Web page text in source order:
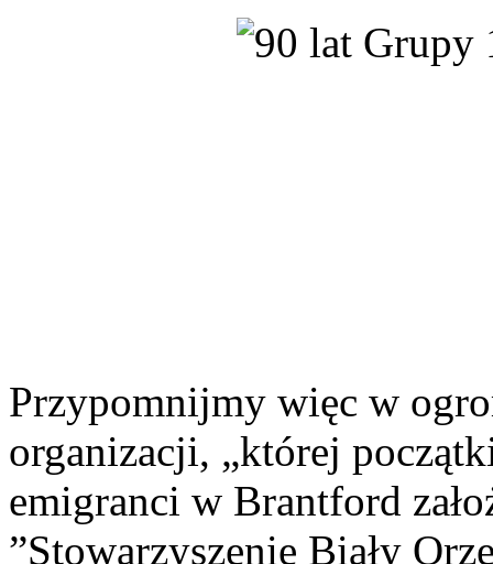
Przypomnijmy więc w
organizacji, „której
emigranci w Brantford
”Stowarzyszenie Biały